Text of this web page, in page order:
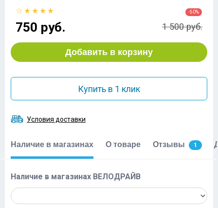
750 руб.
-50%
1 500 руб.
Добавить в корзину
Купить в 1 клик
Условия доставки
Наличие в магазинах О товаре Отзывы 1
Наличие в магазинах ВЕЛОДРАЙВ